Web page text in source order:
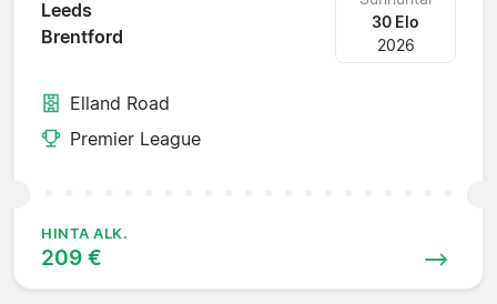
Leeds
Brentford
30 Elo
2026
Elland Road
Premier League
HINTA ALK.
209 €